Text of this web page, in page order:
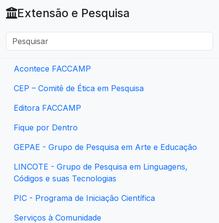
Extensão e Pesquisa
Acontece FACCAMP
CEP – Comitê de Ética em Pesquisa
Editora FACCAMP
Fique por Dentro
GEPAE - Grupo de Pesquisa em Arte e Educação
LINCOTE - Grupo de Pesquisa em Linguagens,
Códigos e suas Tecnologias
PIC - Programa de Iniciação Científica
Serviços à Comunidade